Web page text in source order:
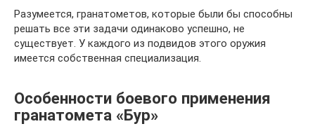
Разумеется, гранатометов, которые были бы способны
решать все эти задачи одинаково успешно, не
существует. У каждого из подвидов этого оружия
имеется собственная специализация.
Особенности боевого применения
гранатомета «Бур»